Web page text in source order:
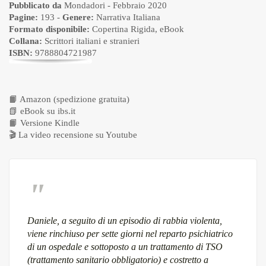
Pubblicato da Mondadori - Febbraio 2020
Pagine: 193 - Genere: Narrativa Italiana
Formato disponibile: Copertina Rigida, eBook
Collana: Scrittori italiani e stranieri
ISBN: 9788804721987
📙 Amazon (spedizione gratuita)
📗 eBook su ibs.it
📙 Versione Kindle
🎬 La video recensione su Youtube
Daniele, a seguito di un episodio di rabbia violenta,
viene rinchiuso per sette giorni nel reparto psichiatrico
di un ospedale e sottoposto a un trattamento di TSO
(trattamento sanitario obbligatorio) e costretto a